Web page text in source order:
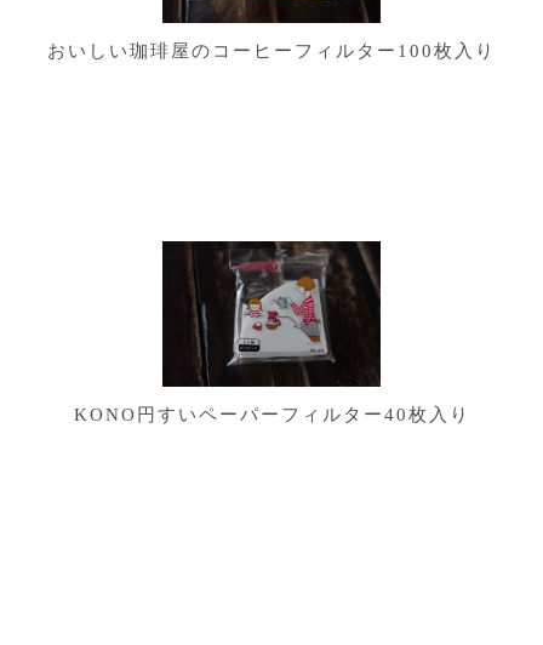
おいしい珈琲屋のコーヒーフィルター100枚入り
KONO円すいペーパーフィルター40枚入り